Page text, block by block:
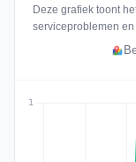
Deze grafiek toont
serviceproblemen